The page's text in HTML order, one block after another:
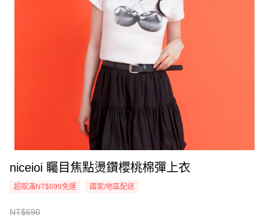
niceioi 矚目焦點燙鑽櫻桃棉彈上衣
超取滿NT$699免運 國家/地區配送
NT$690